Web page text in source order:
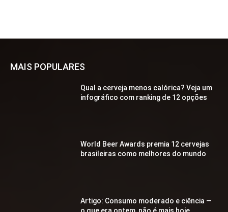
MAIS POPULARES
Qual a cerveja menos calórica? Veja um
infográfico com ranking de 12 opções
World Beer Awards premia 12 cervejas
brasileiras como melhores do mundo
Artigo: Consumo moderado e ciência —